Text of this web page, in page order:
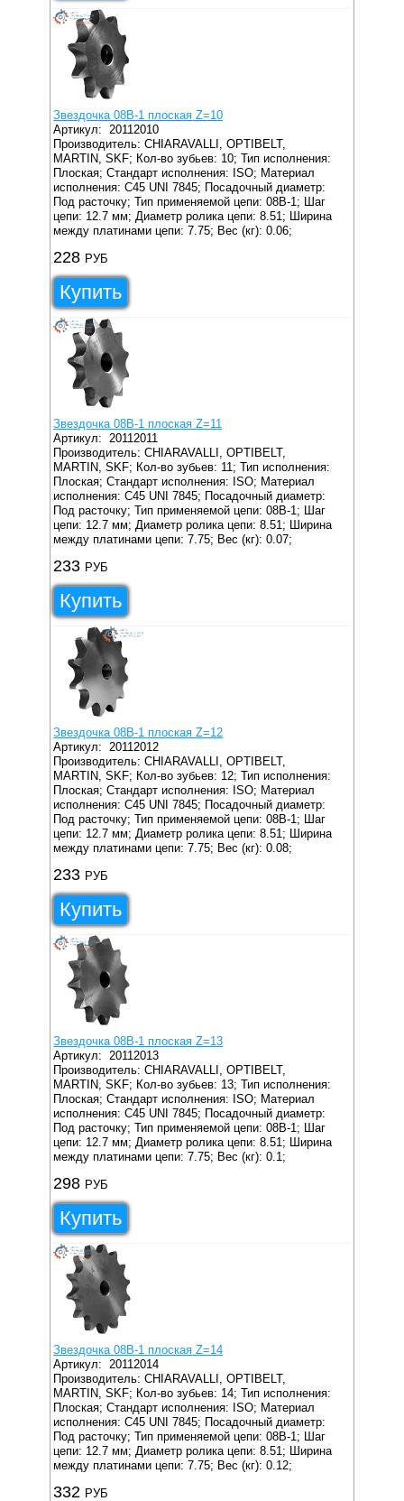
Звездочка 08B-1 плоская Z=10
Артикул: 20112010
Производитель: CHIARAVALLI, OPTIBELT,
MARTIN, SKF; Кол-во зубьев: 10; Тип исполнения:
Плоская; Стандарт исполнения: ISO; Материал
исполнения: C45 UNI 7845; Посадочный диаметр:
Под расточку; Тип применяемой цепи: 08B-1;
Шаг
цепи: 12.7 мм; Диаметр ролика цепи: 8.51;
Ширина
между платинами цепи: 7.75; Вес (кг): 0.06;
228 РУБ
Купить
Звездочка 08B-1 плоская Z=11
Артикул: 20112011
Производитель: CHIARAVALLI, OPTIBELT,
MARTIN, SKF; Кол-во зубьев: 11; Тип исполнения:
Плоская; Стандарт исполнения: ISO; Материал
исполнения: C45 UNI 7845; Посадочный диаметр:
Под расточку; Тип применяемой цепи: 08B-1;
Шаг
цепи: 12.7 мм; Диаметр ролика цепи: 8.51;
Ширина
между платинами цепи: 7.75; Вес (кг): 0.07;
233 РУБ
Купить
Звездочка 08B-1 плоская Z=12
Артикул: 20112012
Производитель: CHIARAVALLI, OPTIBELT,
MARTIN, SKF; Кол-во зубьев: 12; Тип исполнения:
Плоская; Стандарт исполнения: ISO; Материал
исполнения: C45 UNI 7845; Посадочный диаметр:
Под расточку; Тип применяемой цепи: 08B-1;
Шаг
цепи: 12.7 мм; Диаметр ролика цепи: 8.51;
Ширина
между платинами цепи: 7.75; Вес (кг): 0.08;
233 РУБ
Купить
Звездочка 08B-1 плоская Z=13
Артикул: 20112013
Производитель: CHIARAVALLI, OPTIBELT,
MARTIN, SKF; Кол-во зубьев: 13; Тип исполнения:
Плоская; Стандарт исполнения: ISO; Материал
исполнения: C45 UNI 7845; Посадочный диаметр:
Под расточку; Тип применяемой цепи: 08B-1;
Шаг
цепи: 12.7 мм; Диаметр ролика цепи: 8.51;
Ширина
между платинами цепи: 7.75; Вес (кг): 0.1;
298 РУБ
Купить
Звездочка 08B-1 плоская Z=14
Артикул: 20112014
Производитель: CHIARAVALLI, OPTIBELT,
MARTIN, SKF; Кол-во зубьев: 14; Тип исполнения:
Плоская; Стандарт исполнения: ISO; Материал
исполнения: C45 UNI 7845; Посадочный диаметр:
Под расточку; Тип применяемой цепи: 08B-1;
Шаг
цепи: 12.7 мм; Диаметр ролика цепи: 8.51;
Ширина
между платинами цепи: 7.75; Вес (кг): 0.12;
332 РУБ